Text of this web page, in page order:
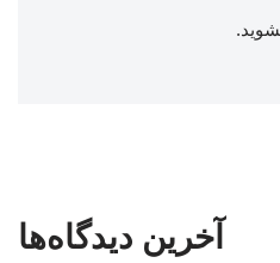
.
آخرین دیدگاه‌ها